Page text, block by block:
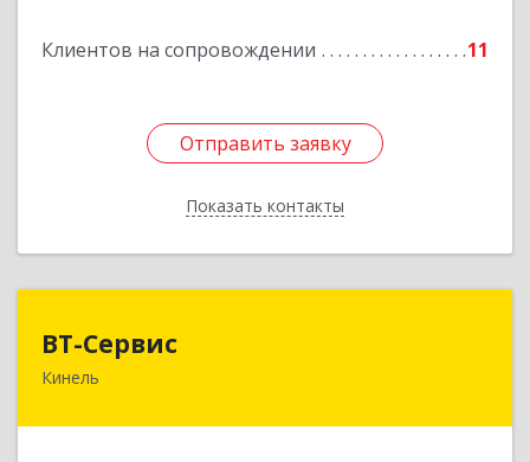
Клиентов на сопровождении 11
Отправить заявку
Показать контакты
Отправить заявку
Назад
ВТ-Сервис
Кинель
446436, Самарская обл, Кинель г, Маяковского